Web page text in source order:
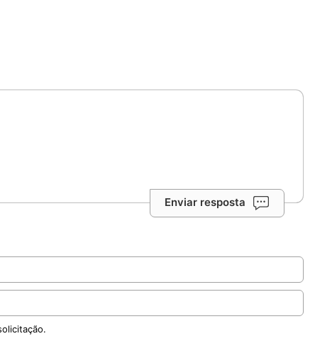
Enviar resposta